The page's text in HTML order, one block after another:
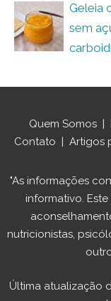
Geleia
sem
Quem Somos
Contato
Artigos
"As informações
informativo.
nutricionistas,
Última atualização